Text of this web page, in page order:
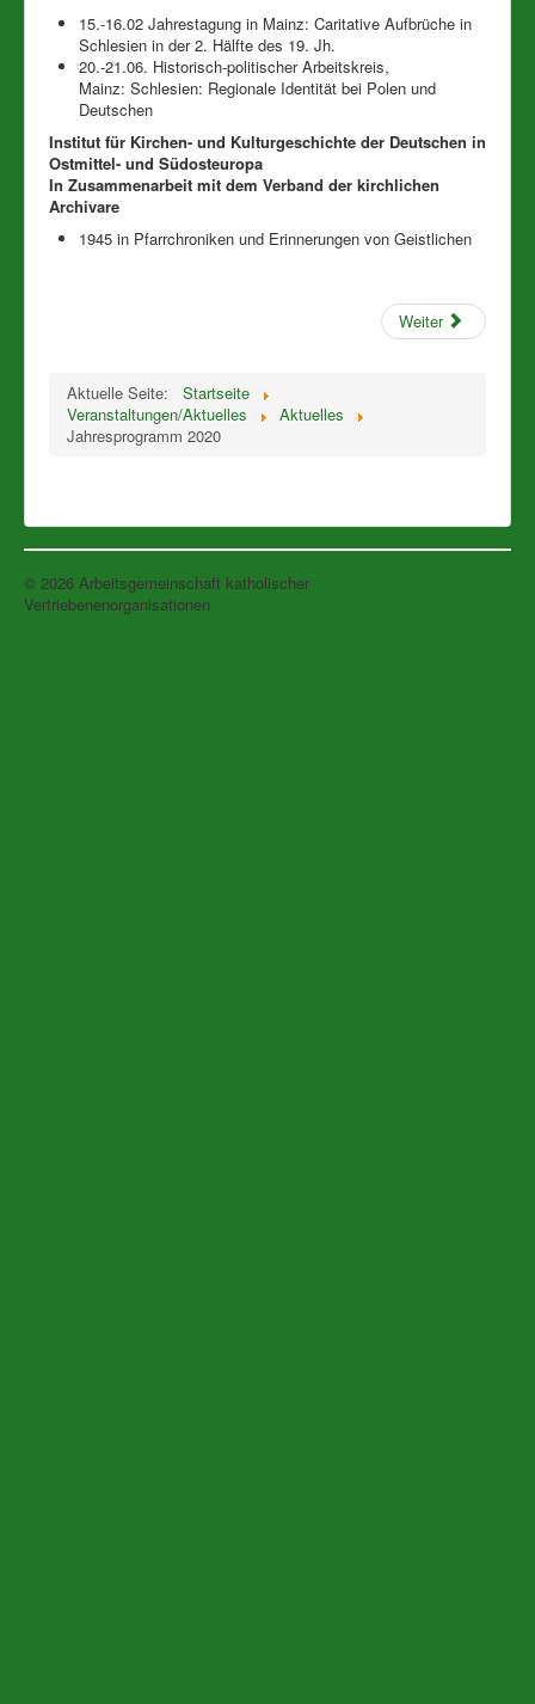
15.-16.02 Jahrestagung in Mainz: Caritative Aufbrüche in
Schlesien in der 2. Hälfte des 19. Jh.
20.-21.06. Historisch-politischer Arbeitskreis,
Mainz: Schlesien: Regionale Identität bei Polen und
Deutschen
Institut für Kirchen- und Kulturgeschichte der Deutschen in
Ostmittel- und Südosteuropa
In Zusammenarbeit mit dem Verband der kirchlichen
Archivare
1945 in Pfarrchroniken und Erinnerungen von Geistlichen
Weiter
Aktuelle Seite:
Startseite
Veranstaltungen/Aktuelles
Aktuelles
Jahresprogramm 2020
© 2026 Arbeitsgemeinschaft katholischer
Vertriebenenorganisationen